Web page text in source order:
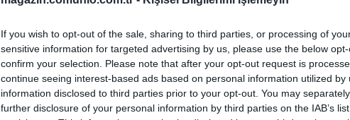
If you wish to opt-out of the sale, sharing to third parties, or processing of
sensitive information for targeted advertising by us, please use the below
confirm your selection. Please note that after your opt-out request is
continue seeing interest-based ads based on personal information utilized by
information disclosed to third parties prior to your opt-out. You may
further disclosure of your personal information by third parties on the IAB’s
katıldı Caulker. Bu hafta iç sahada Sivasspor’u konuk
dönen oyuncular olsa da Gaziantep’e yakın bir
clean sheet ihtimalinin de yüksek olduğunu düşünüyorum.
5! Müthiş bir ivme yakalayan Alanya ekibi bunu Emre